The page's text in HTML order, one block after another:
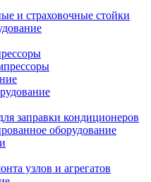
и страховочные стойки
заправки кондиционеров
оборудование
узлов и агрегатов